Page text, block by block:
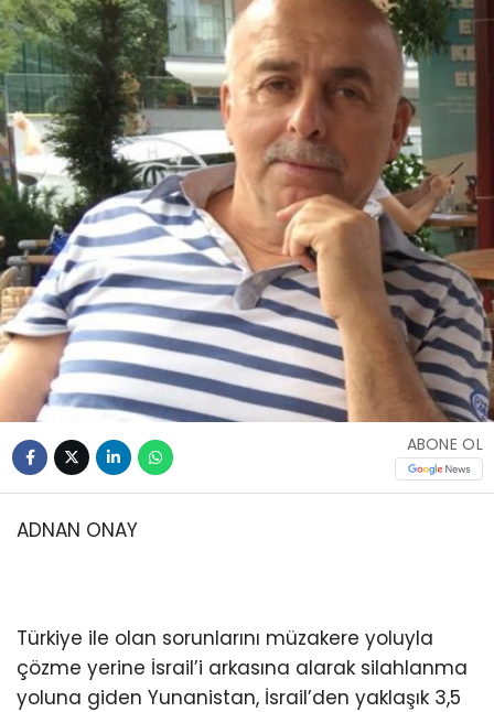
ABONE OL
ADNAN ONAY
Türkiye ile olan sorunlarını müzakere yoluyla
çözme yerine İsrail’i arkasına alarak silahlanma
yoluna giden Yunanistan, İsrail’den yaklaşık 3,5